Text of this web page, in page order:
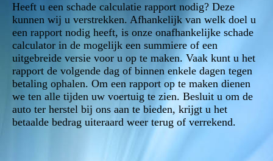
Heeft u een schade calculatie rapport nodig? Deze
kunnen wij u verstrekken. Afhankelijk van welk doel u
een rapport nodig heeft, is onze onafhankelijke schade
calculator in de mogelijk een summiere of een
uitgebreide versie voor u op te maken. Vaak kunt u het
rapport de volgende dag of binnen enkele dagen tegen
betaling ophalen. Om een rapport op te maken dienen
we ten alle tijden uw voertuig te zien. Besluit u om de
auto ter herstel bij ons aan te bieden, krijgt u het
betaalde bedrag uiteraard weer terug of verrekend.